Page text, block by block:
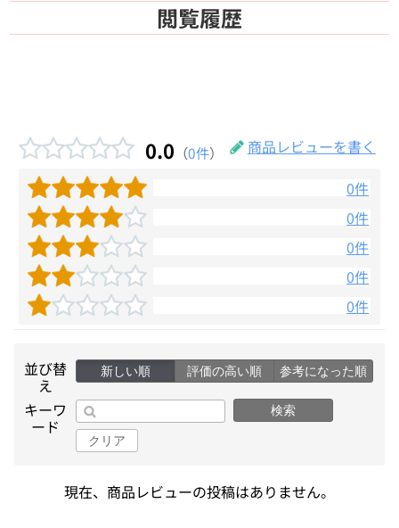
閲覧履歴
0.0 （0件）
商品レビューを書く
0件
0件
0件
0件
0件
並び替
え
新しい順 評価の高い順 参考になった順
キーワ
ード
検索
クリア
現在、商品レビューの投稿はありません。